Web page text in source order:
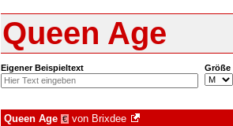
Queen Age
Eigener Beispieltext Größe
Queen Age € von Brixdee